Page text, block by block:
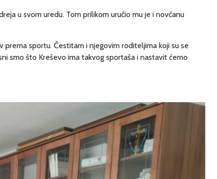
u svom uredu. Tom prilikom uručio mu je i novčanu
prema sportu. Čestitam i njegovim roditeljima koji su se
smo što Kreševo ima takvog sportaša i nastavit ćemo